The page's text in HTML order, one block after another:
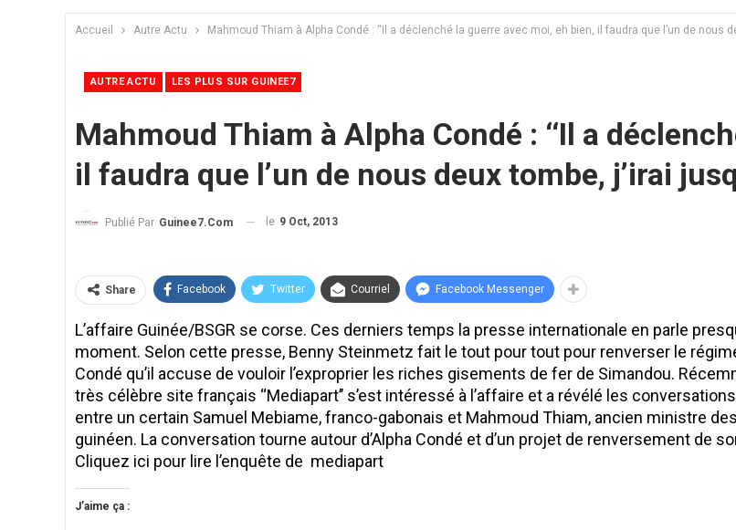
Accueil Autre Actu Mahmoud Thiam à Alpha Condé : ‘‘Il a déclenché la guerre avec moi, eh bien, il faudra que l’un de nous
AUTRE ACTU LES PLUS SUR GUINEE7
Mahmoud Thiam à Alpha Condé : ‘‘Il a
il faudra que l’un de nous deux tombe, j’irai
Publié Par Guinee7.com le 9 Oct, 2013
Share Facebook Twitter Courriel Facebook Messenger
L’affaire Guinée/BSGR se corse. Ces derniers temps la presse internationale en parle
moment. Selon cette presse, Benny Steinmetz fait le tout pour tout pour renverser le
Condé qu’il accuse de vouloir l’exproprier les riches gisements de fer de Simandou.
très célèbre site français ‘‘Mediapart’’ s’est intéressé à l’affaire et a révélé les
entre un certain Samuel Mebiame, franco-gabonais et Mahmoud Thiam, ancien ministre
guinéen. La conversation tourne autour d’Alpha Condé et d’un projet de renversement de
Cliquez ici pour lire l’enquête de mediapart
J’aime ça :